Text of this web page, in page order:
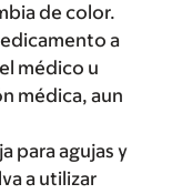
de color.
a
médico u
médica, aun
para agujas y
a utilizar